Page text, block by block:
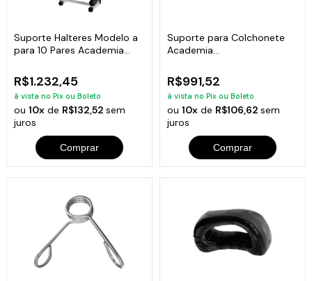
Suporte Halteres Modelo a
para 10 Pares Academia
R$1.232,45
à vista no Pix ou Boleto
ou10x de R$132,52sem
juros
Comprar
Suporte para Colchonete
Academia
R$991,52
à vista no Pix ou Boleto
ou 10xde R$106,62 sem
juros
Comprar